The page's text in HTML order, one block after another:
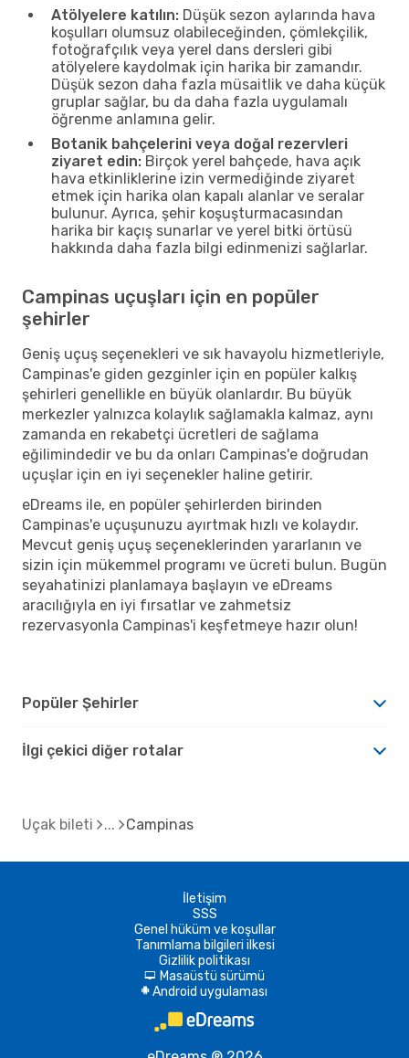
Atölyelere katılın: Düşük sezon aylarında hava
koşulları olumsuz olabileceğinden, çömlekçilik,
fotoğrafçılık veya yerel dans dersleri gibi
atölyelere kaydolmak için harika bir zamandır.
Düşük sezon daha fazla müsaitlik ve daha küçük
gruplar sağlar, bu da daha fazla uygulamalı
öğrenme anlamına gelir.
Botanik bahçelerini veya doğal rezervleri
ziyaret edin: Birçok yerel bahçede, hava açık
hava etkinliklerine izin vermediğinde ziyaret
etmek için harika olan kapalı alanlar ve seralar
bulunur. Ayrıca, şehir koşuşturmacasından
harika bir kaçış sunarlar ve yerel bitki örtüsü
hakkında daha fazla bilgi edinmenizi sağlarlar.
Campinas uçuşları için en popüler
şehirler
Geniş uçuş seçenekleri ve sık havayolu hizmetleriyle,
Campinas'e giden gezginler için en popüler kalkış
şehirleri genellikle en büyük olanlardır. Bu büyük
merkezler yalnızca kolaylık sağlamakla kalmaz, aynı
zamanda en rekabetçi ücretleri de sağlama
eğilimindedir ve bu da onları Campinas'e doğrudan
uçuşlar için en iyi seçenekler haline getirir.
eDreams ile, en popüler şehirlerden birinden
Campinas'e uçuşunuzu ayırtmak hızlı ve kolaydır.
Mevcut geniş uçuş seçeneklerinden yararlanın ve
sizin için mükemmel programı ve ücreti bulun. Bugün
seyahatinizi planlamaya başlayın ve eDreams
aracılığıyla en iyi fırsatlar ve zahmetsiz
rezervasyonla Campinas'i keşfetmeye hazır olun!
Popüler Şehirler
İlgi çekici diğer rotalar
Uçak bileti Campinas
İletişim
SSS
Genel hüküm ve koşullar
Tanımlama bilgileri ilkesi
Gizlilik politikası
d Masaüstü sürümü
A Android uygulaması